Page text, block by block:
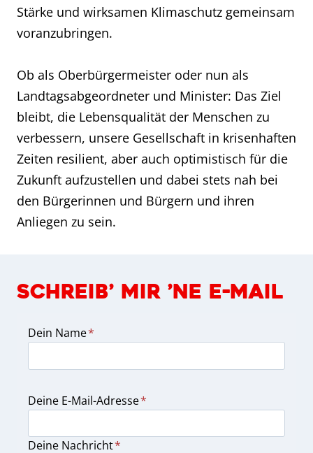
Stärke und wirksamen Klimaschutz gemeinsam
voranzubringen.
Ob als Oberbürgermeister oder nun als
Landtagsabgeordneter und Minister: Das Ziel
bleibt, die Lebensqualität der Menschen zu
verbessern, unsere Gesellschaft in krisenhaften
Zeiten resilient, aber auch optimistisch für die
Zukunft aufzustellen und dabei stets nah bei
den Bürgerinnen und Bürgern und ihren
Anliegen zu sein.
SCHREIB’ MIR ’NE E-MAIL
Dein Name*
Deine E-Mail-Adresse*
Deine Nachricht*